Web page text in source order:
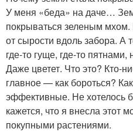
У меня «беда» на даче…
покрываться зеленым мхом.
от сырости вдоль забора. А
где-то гуще, где-то
Даже цветет. Что это? Кто-
главное — как бороться?
эффективные. Не хотелось
кажется, что я внесла этот
покупными растениями.